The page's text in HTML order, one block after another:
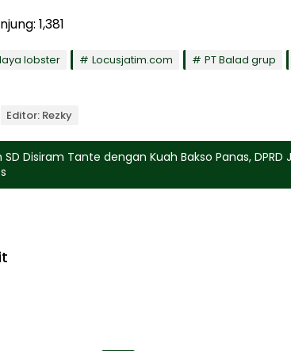
1,381
lobster Locusjatim.com PT Balad grup
Editor: Rezky
SD Disiram Tante dengan Kuah Bakso Panas,